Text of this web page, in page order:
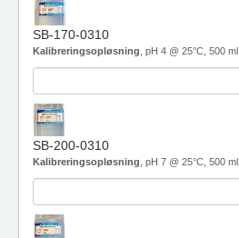
SB-170-0310
Kalibreringsopløsning , pH 4 @ 25°C, 500 ml
SB-200-0310
Kalibreringsopløsning , pH 7 @ 25°C, 500 ml